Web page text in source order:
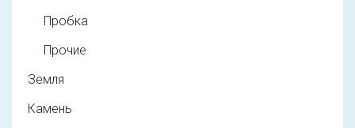
Пробка
Прочие
Земля
Камень